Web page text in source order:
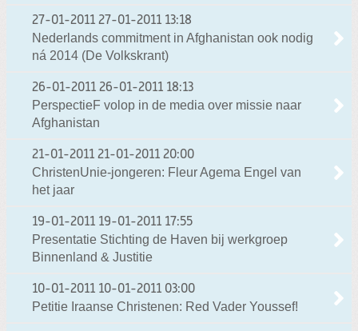
27-01-2011 27-01-2011 13:18
Nederlands commitment in Afghanistan ook nodig
ná 2014 (De Volkskrant)
26-01-2011 26-01-2011 18:13
PerspectieF volop in de media over missie naar
Afghanistan
21-01-2011 21-01-2011 20:00
ChristenUnie-jongeren: Fleur Agema Engel van
het jaar
19-01-2011 19-01-2011 17:55
Presentatie Stichting de Haven bij werkgroep
Binnenland & Justitie
10-01-2011 10-01-2011 03:00
Petitie Iraanse Christenen: Red Vader Youssef!